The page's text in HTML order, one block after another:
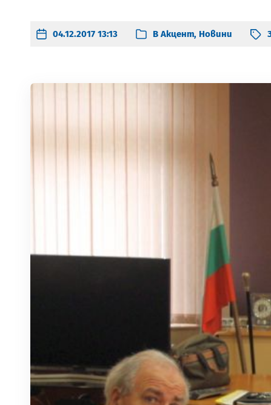
04.12.2017 13:13 В Акцент, Новини